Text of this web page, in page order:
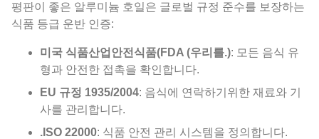
평판이 좋은 알루미늄 호일은 글로벌 규정 준수를 보장하는
식품 등급 운반 인증:
미국 식품산업안전식품(FDA (우리를.): 모든 음식 유
형과 안전한 접촉을 확인합니다.
EU 규정 1935/2004: 음식에 연락하기위한 재료와 기
사를 관리합니다.
.ISO 22000: 식품 안전 관리 시스템을 정의합니다.